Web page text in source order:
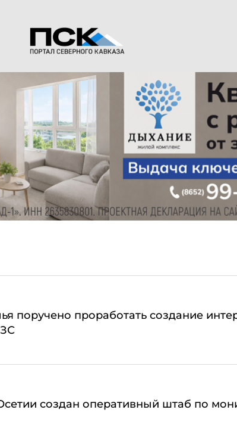
поручено проработать создание
создан оперативный штаб по